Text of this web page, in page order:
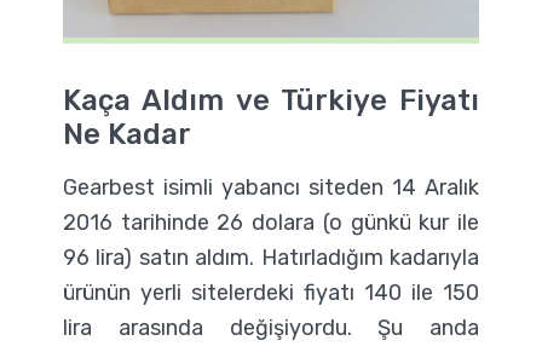
Kaça Aldım ve Türkiye Fiyatı
Ne Kadar
Gearbest isimli yabancı siteden 14 Aralık
2016 tarihinde 26 dolara (o günkü kur ile
96 lira) satın aldım. Hatırladığım kadarıyla
ürünün yerli sitelerdeki fiyatı 140 ile 150
lira arasında değişiyordu. Şu anda